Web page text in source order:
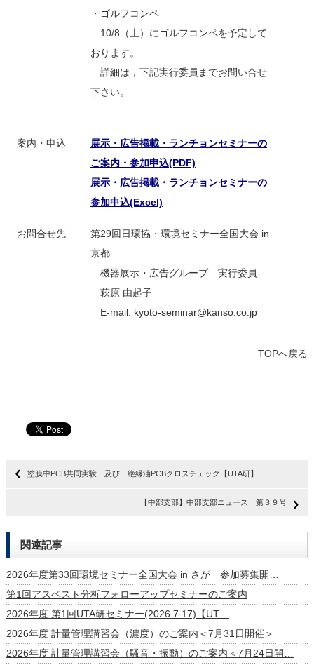
・ゴルフコンペ
10/8（土）にゴルフコンペを予定して
おります。
詳細は，下記実行委員までお問い合せ
下さい。
案内・申込
展示・広告掲載・ランチョンセミナーの
ご案内・参加申込(PDF)
展示・広告掲載・ランチョンセミナーの
参加申込(Excel)
お問合せ先
第29回日環協・環境セミナー全国大会 in
京都
機器展示・広告グループ 実行委員
萩原 由起子
E-mail: kyoto-seminar@kanso.co.jp
TOPへ戻る
塗膜中PCB共同実験 及び 絶縁油PCBクロスチェック【UTA研】
【中部支部】中部支部ニュース 第３９号
関連記事
2026年度第33回環境セミナー全国大会 in さが 参加募集開…
第1回アスベスト分析フォローアップセミナーのご案内
2026年度 第1回UTA研セミナー(2026.7.17)【UT…
2026年度 計量管理講習会（濃度）のご案内＜7月31日開催＞
2026年度 計量管理講習会（騒音・振動）のご案内＜7月24日開…